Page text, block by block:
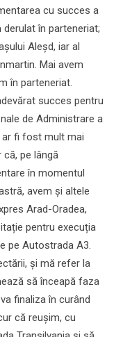
cu succes a
în parteneriat;
Aleșd, iar al
Mai avem
în parteneriat.
succes pentru
de Administrare a
ar fi fost mult mai
pe lângă
în momentul
avem și altele
Arad-Oradea,
pentru execuția
pe Autostrada A3.
și mă refer la
să înceapă faza
finaliza în curând
că reușim, cu